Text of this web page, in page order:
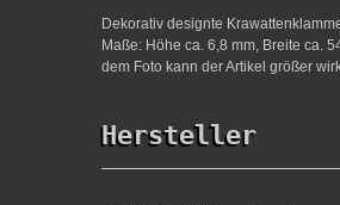
Dekorativ designte
Maße: Höhe ca. 6,8 mm, Breite ca.
dem Foto kann der Artikel größer
Hersteller